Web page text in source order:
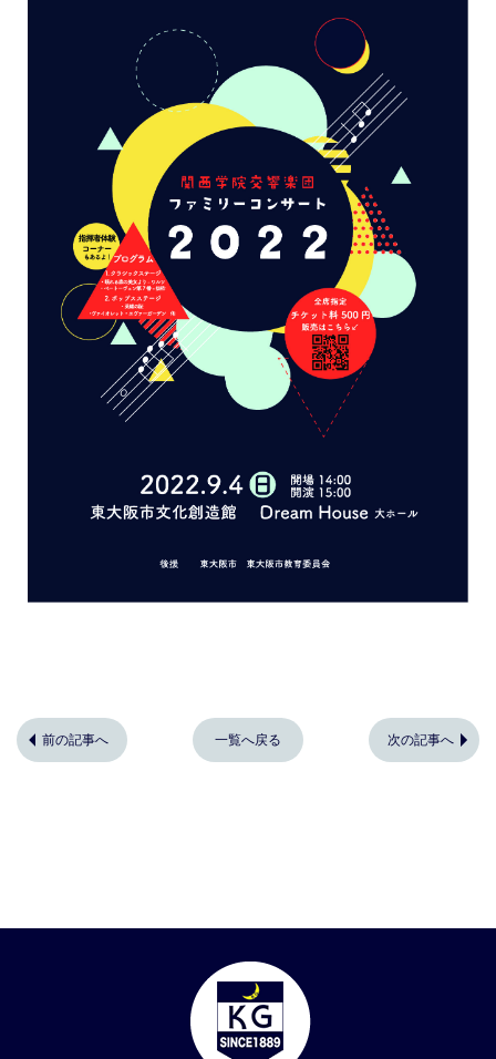
前の記事へ 一覧へ戻る 次の記事へ